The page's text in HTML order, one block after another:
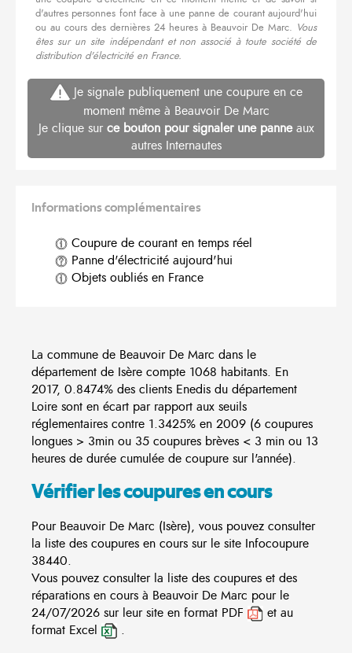
d'autres personnes font face à une panne de courant aujourd'hui
ou au cours des dernières 24 heures à Beauvoir De Marc. Vous
êtes sur un site indépendant et non associé à toute société de
distribution d'électricité en France.
Je signale publiquement une coupure en ce
moment même à Beauvoir De Marc
Je clique sur ce bouton pour signaler une panneaux
autres Internautes
Informations complémentaires
Coupure de courant en temps réel
Panne d'électricité aujourd'hui
Objets oubliés en France
La commune de Beauvoir De Marc dans le
département de Isère compte 1068 habitants. En
2017, 0.8474% des clients Enedis du département
Loire sont en écart par rapport aux seuils
réglementaires contre 1.3425% en 2009 (6 coupures
longues > 3min ou 35 coupures brèves < 3 min ou 13
heures de durée cumulée de coupure sur l'année).
Vérifier les coupures en cours
Pour Beauvoir De Marc (Isère), vous pouvez consulter
la liste des coupures en cours sur le site Infocoupure
38440.
Vous pouvez consulter la liste des coupures et des
réparations en cours à Beauvoir De Marc pour le
24/07/2026 sur leur site en format PDF
et au
format Excel
.